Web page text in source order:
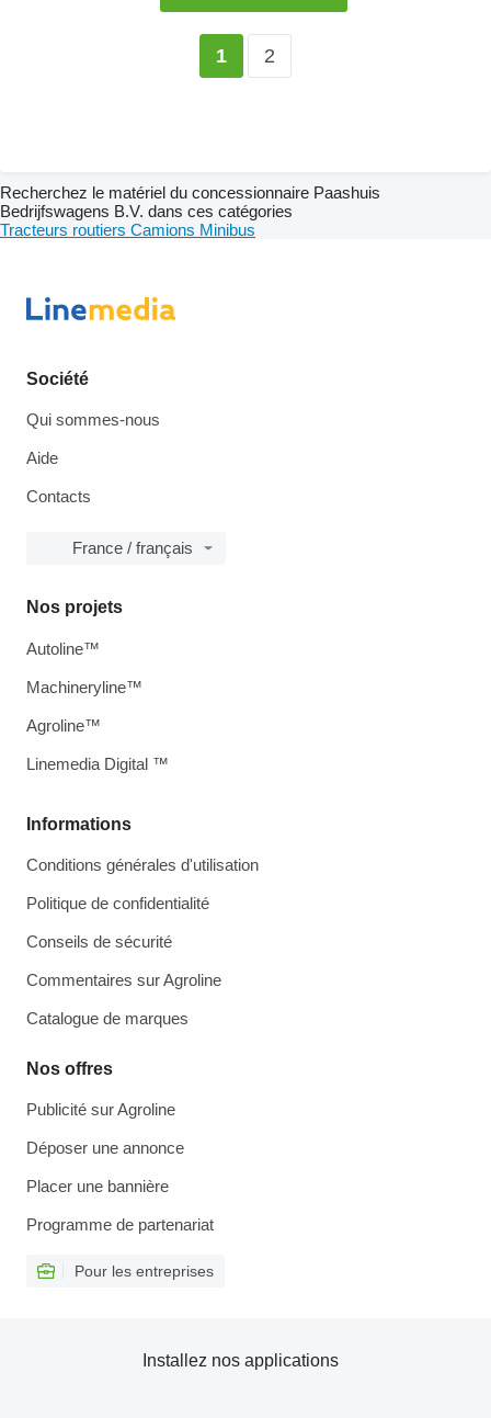
1 2
Recherchez le matériel du concessionnaire Paashuis
Bedrijfswagens B.V. dans ces catégories
Tracteurs routiers Camions Minibus
Société
Qui sommes-nous
Aide
Contacts
France / français
Informations
Conditions générales d'utilisation
Politique de confidentialité
Conseils de sécurité
Commentaires sur Agroline
Catalogue de marques
Nos offres
Publicité sur Agroline
Déposer une annonce
Placer une bannière
Programme de partenariat
Pour les entreprises
Nos projets
Autoline™
Machineryline™
Agroline™
Linemedia Digital ™
Installez nos applications